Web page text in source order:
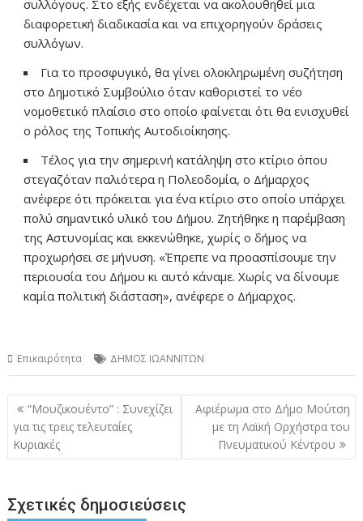
συλλόγους. Στο εξής ενδέχεται να ακολουθηθεί μια
διαφορετική διαδικασία και να επιχορηγούν δράσεις
συλλόγων.
Για το προσφυγικό, θα γίνει ολοκληρωμένη συζήτηση
στο Δημοτικό Συμβούλιο όταν καθοριστεί το νέο
νομοθετικό πλαίσιο στο οποίο φαίνεται ότι θα ενισχυθεί
ο ρόλος της Τοπικής Αυτοδιοίκησης.
Τέλος για την σημερινή κατάληψη στο κτίριο όπου
στεγαζόταν παλιότερα η Πολεοδομία, ο Δήμαρχος
ανέφερε ότι πρόκειται για ένα κτίριο στο οποίο υπάρχει
πολύ σημαντικό υλικό του Δήμου. Ζητήθηκε η παρέμβαση
της Αστυνομίας και εκκενώθηκε, χωρίς ο δήμος να
προχωρήσει σε μήνυση. «Έπρεπε να προασπίσουμε την
περιουσία του Δήμου κι αυτό κάναμε. Χωρίς να δίνουμε
καμία πολιτική διάσταση», ανέφερε ο Δήμαρχος.
Επικαιρότητα ΔΗΜΟΣ ΙΩΑΝΝΙΤΩΝ
Πλοήγηση
άρθρων
“Μουζικουέντο” : Συνεχίζει
για τις τρεις τελευταίες
Κυριακές
Αφιέρωμα στο Δήμο Μούτση
με τη Λαϊκή Ορχήστρα του
Πνευματικού Κέντρου
Σχετικές δημοσιεύσεις